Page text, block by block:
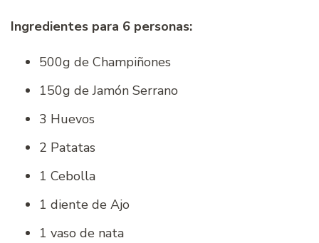
Ingredientes para 6 personas:
500g de Champiñones
150g de Jamón Serrano
3 Huevos
2 Patatas
1 Cebolla
1 diente de Ajo
1 vaso de nata